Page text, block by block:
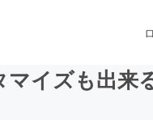
イズも出来